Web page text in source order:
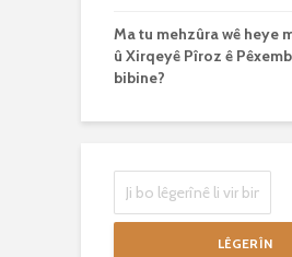
Ma tu mehzûra wê heye
û Xirqeyê Pîroz ê
bibine?
LÊGERÎN